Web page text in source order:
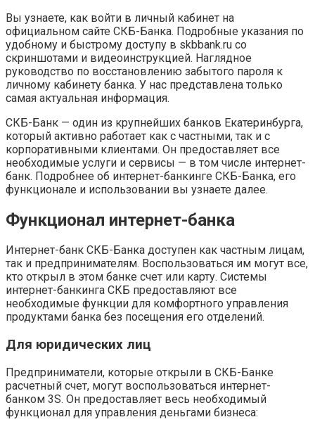
Вы узнаете, как войти в личный кабинет на
официальном сайте СКБ-Банка. Подробные указания по
удобному и быстрому доступу в skbbank.ru со
скриншотами и видеоинструкцией. Наглядное
руководство по восстановлению забытого пароля к
личному кабинету банка. У нас представлена только
самая актуальная информация.
СКБ-Банк — один из крупнейших банков Екатеринбурга,
который активно работает как с частными, так и с
корпоративными клиентами. Он предоставляет все
необходимые услуги и сервисы — в том числе интернет-
банк. Подробнее об интернет-банкинге СКБ-Банка, его
функционале и использовании вы узнаете далее.
Функционал интернет-банка
Интернет-банк СКБ-Банка доступен как частным лицам,
так и предпринимателям. Воспользоваться им могут все,
кто открыл в этом банке счет или карту. Системы
интернет-банкинга СКБ предоставляют все
необходимые функции для комфортного управления
продуктами банка без посещения его отделений.
Для юридических лиц
Предприниматели, которые открыли в СКБ-Банке
расчетный счет, могут воспользоваться интернет-
банком 3S. Он предоставляет весь необходимый
функционал для управления деньгами бизнеса: